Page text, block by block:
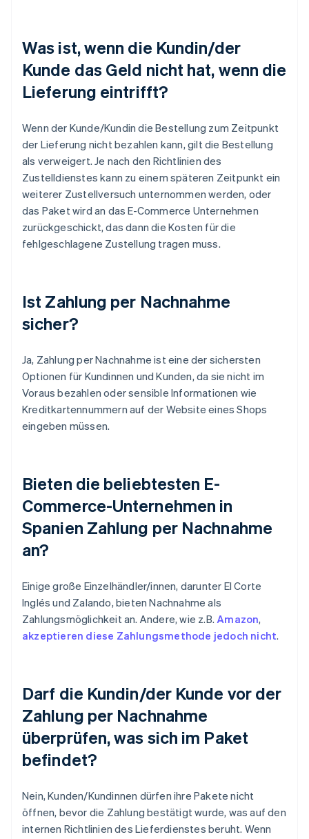
Was ist, wenn die Kundin/der
Kunde das Geld nicht hat, wenn die
Lieferung eintrifft?
Wenn der Kunde/Kundin die Bestellung zum Zeitpunkt
der Lieferung nicht bezahlen kann, gilt die Bestellung
als verweigert. Je nach den Richtlinien des
Zustelldienstes kann zu einem späteren Zeitpunkt ein
weiterer Zustellversuch unternommen werden, oder
das Paket wird an das E-Commerce Unternehmen
zurückgeschickt, das dann die Kosten für die
fehlgeschlagene Zustellung tragen muss.
Ist Zahlung per Nachnahme
sicher?
Ja, Zahlung per Nachnahme ist eine der sichersten
Optionen für Kundinnen und Kunden, da sie nicht im
Voraus bezahlen oder sensible Informationen wie
Kreditkartennummern auf der Website eines Shops
eingeben müssen.
Bieten die beliebtesten E-
Commerce-Unternehmen in
Spanien Zahlung per Nachnahme
an?
Einige große Einzelhändler/innen, darunter El Corte
Inglés und Zalando, bieten Nachnahme als
Zahlungsmöglichkeit an. Andere, wie z.B.Amazon,
akzeptieren diese Zahlungsmethode jedoch nicht.
Darf die Kundin/der Kunde vor der
Zahlung per Nachnahme
überprüfen, was sich im Paket
befindet?
Nein, Kunden/Kundinnen dürfen ihre Pakete nicht
öffnen, bevor die Zahlung bestätigt wurde, was auf den
internen Richtlinien des Lieferdienstes beruht. Wenn